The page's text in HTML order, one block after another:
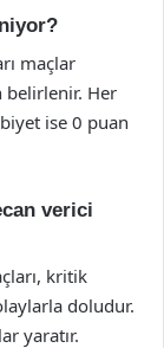
maçlar
belirlenir. Her
ise 0 puan
verici
kritik
doludur.
yaratır.